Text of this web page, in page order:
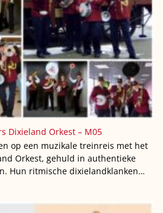
Dixieland Orkest – M05
op een muzikale treinreis met het
Orkest, gehuld in authentieke
Hun ritmische dixielandklanken…